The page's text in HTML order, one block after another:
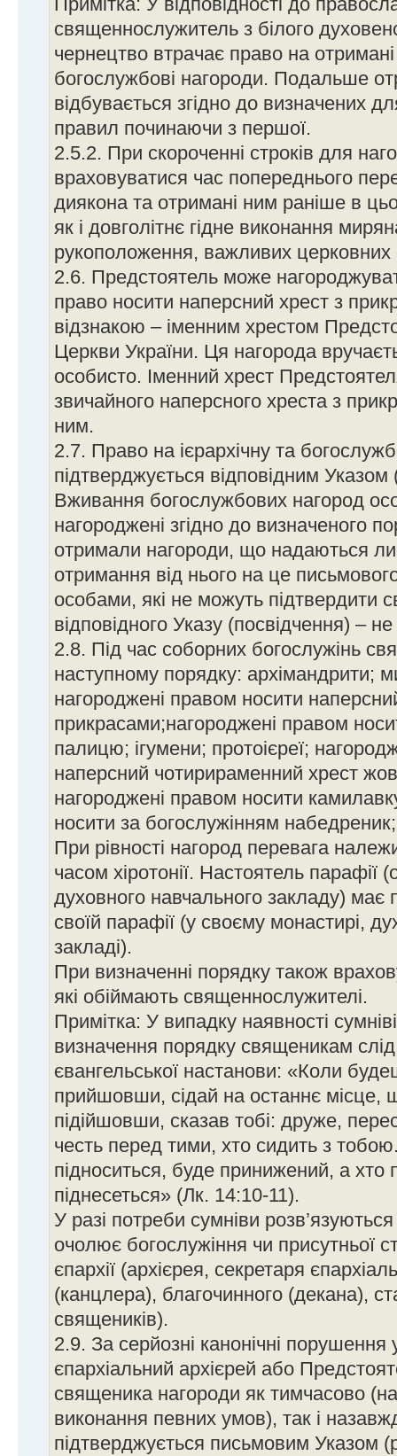
Примітка: У відповідності до
священнослужитель з білого
чернецтво втрачає право на отримані
богослужбові нагороди. Подальше
відбувається згідно до визначених
правил починаючи з першої.
2.5.2. При скороченні строків для
враховуватися час попереднього
диякона та отримані ним раніше в
як і довголітнє гідне виконання
рукоположення, важливих церковних
2.6. Предстоятель може
право носити наперсний хрест з
відзнакою – іменним хрестом
Церкви України. Ця нагорода
особисто. Іменний хрест
звичайного наперсного хреста з
ним.
2.7. Право на ієрархічну та
підтверджується відповідним
Вживання богослужбових нагород
нагороджені згідно до визначеного
отримали нагороди, що надаються
отримання від нього на це
особами, які не можуть підтвердити
відповідного Указу (посвідчення) –
2.8. Під час соборних богослужінь
наступному порядку: архімандрити;
нагороджені правом носити
прикрасами;нагороджені правом
палицю; ігумени; протоієреї;
наперсний чотирираменний хрест
нагороджені правом носити
носити за богослужінням набедреник;
При рівності нагород перевага
часом хіротонії. Настоятель парафії
духовного навчального закладу)
своїй парафії (у своєму монастирі,
закладі).
При визначенні порядку також
які обіймають священнослужителі.
Примітка: У випадку наявності
визначення порядку священикам
євангельської настанови: «Коли
прийшовши, сідай на останнє місце,
підійшовши, сказав тобі: друже,
честь перед тими, хто сидить з
підноситься, буде принижений, а хто
піднесеться» (Лк. 14:10-11).
У разі потреби сумніви
очолює богослужіння чи присутньої
єпархії (архієрея, секретаря
(канцлера), благочинного (декана),
священиків).
2.9. За серйозні канонічні порушення
єпархіальний архієрей або
священика нагороди як тимчасово
виконання певних умов), так і
підтверджується письмовим Указом